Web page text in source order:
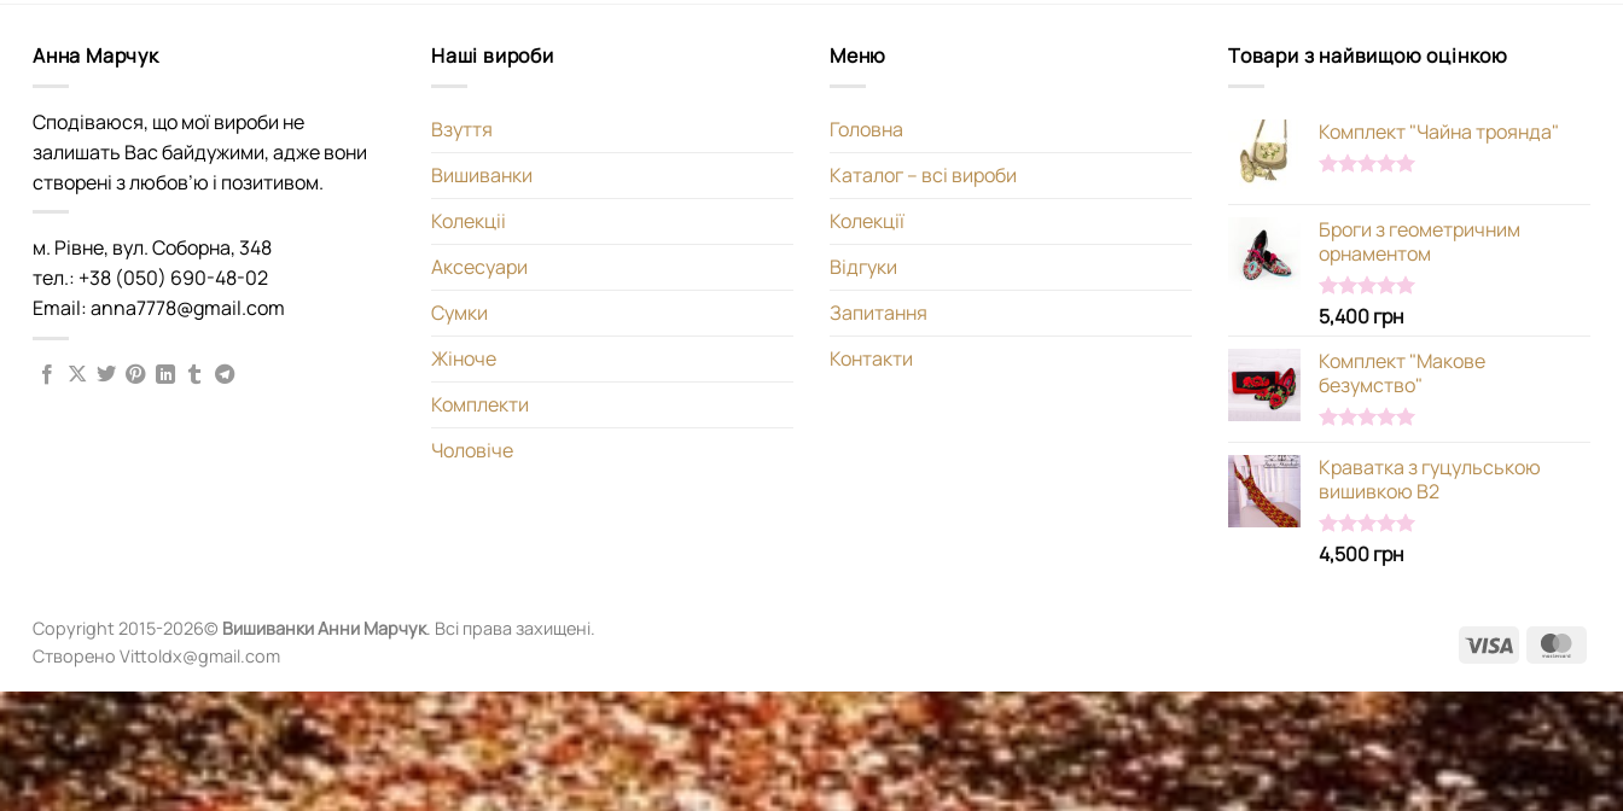
Анна Марчук
Сподіваюся, що мої вироби не
залишать Вас байдужими, адже вони
створені з любов’ю і позитивом.
м. Рівне, вул. Соборна, 348
тел.: +38 (050) 690-48-02
Email: anna7778@gmail.com
Наші вироби
Взуття
Вишиванки
Колекціі
Аксесуари
Сумки
Жіноче
Комплекти
Чоловіче
Меню
Головна
Каталог – всі вироби
Колекції
Відгуки
Запитання
Контакти
Товари з найвищою оцінкою
Комплект "Чайна троянда"
Броги з геометричним
орнаментом
Оцінено в
5.00
з 5
5,400грн
Комплект "Макове
безумство"
5.00з 5
Краватка з гуцульською
вишивкою В2
Оцінено в
5.00
з 5
4,500грн
Visa
Copyright 2015-2026© ВишиванкиАнни Марчук. Всі права захищені.
Створено Vittoldx@gmail.com